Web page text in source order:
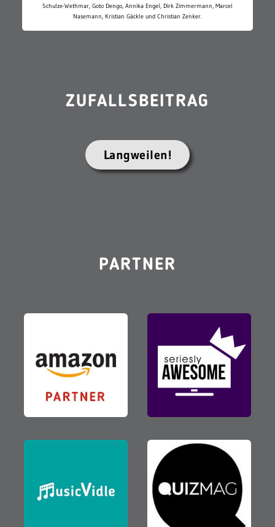
Schulze-Wethmar, Goto Dengo, Annika Engel, Dirk Zimmermann, Marcel
Nasemann, Kristian Gäckle und Christian Zenker.
ZUFALLSBEITRAG
Langweilen!
PARTNER